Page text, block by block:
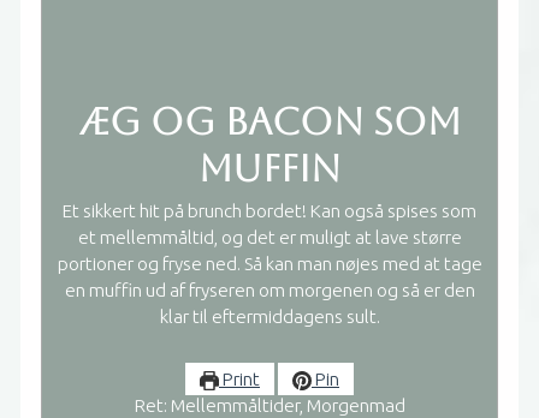
Æg og bacon som
muffin
Et sikkert hit på brunch bordet! Kan også spises som
et mellemmåltid, og det er muligt at lave større
portioner og fryse ned. Så kan man nøjes med at tage
en muffin ud af fryseren om morgenen og så er den
klar til eftermiddagens sult.
Print
Pin
Ret: Mellemmåltider, Morgenmad